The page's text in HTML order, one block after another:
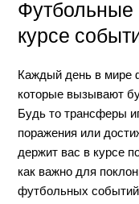
Футбольные
курсе
Каждый день в мире
которые вызывают
Будь то трансферы
поражения или
держит вас в курсе
как важно для
футбольных